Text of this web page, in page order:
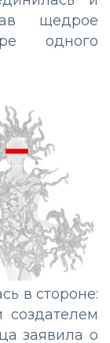
щедрое
одного
в стороне:
заявила о